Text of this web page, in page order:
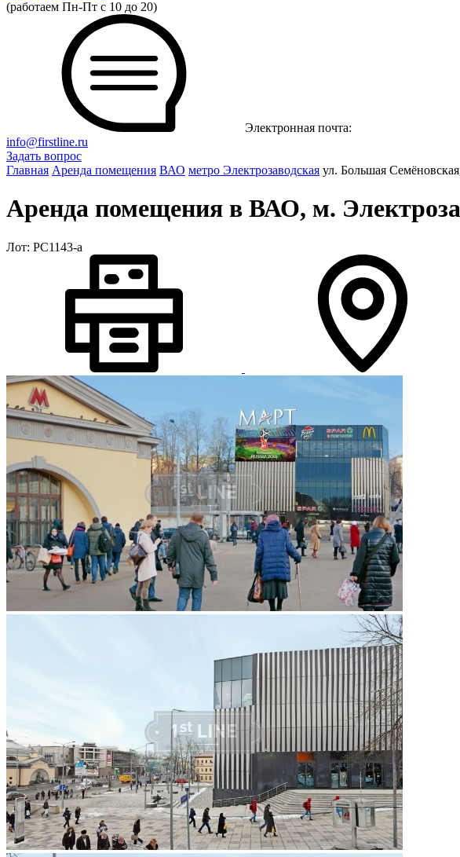
(работаем Пн-Пт с 10 до 20)
Электронная почта:
info@firstline.ru
Задать вопрос
Главная Аренда помещения ВАО метро Электрозаводская ул. Большая
Аренда помещения в ВАО, м.
Лот: РС1143-a